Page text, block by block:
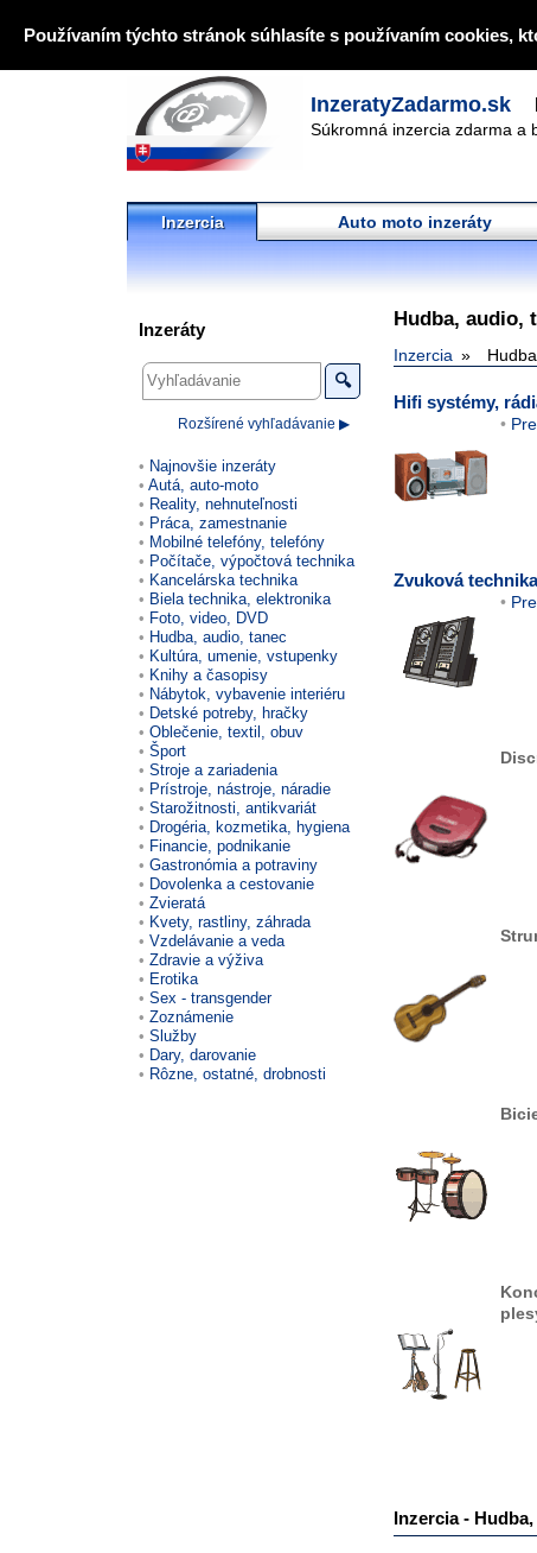
Používaním týchto stránok súhlasíte s používaním cookies,
InzeratyZadarmo.sk
Súkromná inzercia zdarma a
Inzercia Auto moto inzeráty
Hudba, audio,
Inzercia
Hifi systémy,
Zvuková technika
Inzercia -
Inzeráty
🔍
Rozšírené vyhľadávanie ▶
Najnovšie inzeráty
Autá, auto-moto
Reality, nehnuteľnosti
Práca, zamestnanie
Mobilné telefóny, telefóny
Počítače, výpočtová technika
Kancelárska technika
Biela technika, elektronika
Foto, video, DVD
Hudba, audio, tanec
Kultúra, umenie, vstupenky
Knihy a časopisy
Nábytok, vybavenie interiéru
Detské potreby, hračky
Oblečenie, textil, obuv
Šport
Stroje a zariadenia
Prístroje, nástroje, náradie
Starožitnosti, antikvariát
Drogéria, kozmetika, hygiena
Financie, podnikanie
Gastronómia a potraviny
Dovolenka a cestovanie
Zvieratá
Kvety, rastliny, záhrada
Vzdelávanie a veda
Zdravie a výživa
Erotika
Sex - transgender
Zoznámenie
Služby
Dary, darovanie
Rôzne, ostatné, drobnosti